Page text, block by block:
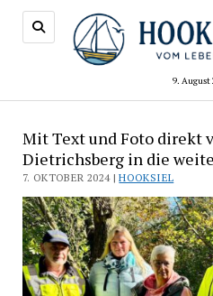
9. August
Mit Text und Foto direkt
Dietrichsberg in die
7. OKTOBER 2024 |HOOKSIEL